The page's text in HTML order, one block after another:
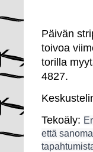
Päivän
toivoa
torilla
4827.
Tekoäly:
että